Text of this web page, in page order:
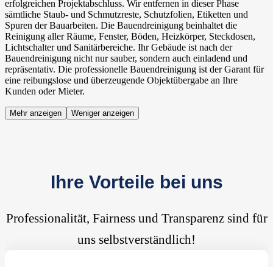
erfolgreichen Projektabschluss. Wir entfernen in dieser Phase
sämtliche Staub- und Schmutzreste, Schutzfolien, Etiketten und
Spuren der Bauarbeiten. Die Bauendreinigung beinhaltet die
Reinigung aller Räume, Fenster, Böden, Heizkörper, Steckdosen,
Lichtschalter und Sanitärbereiche. Ihr Gebäude ist nach der
Bauendreinigung nicht nur sauber, sondern auch einladend und
repräsentativ. Die professionelle Bauendreinigung ist der Garant für
eine reibungslose und überzeugende Objektübergabe an Ihre
Kunden oder Mieter.
Mehr anzeigen Weniger anzeigen
Ihre Vorteile bei uns
Professionalität, Fairness und Transparenz sind für
uns selbstverständlich!